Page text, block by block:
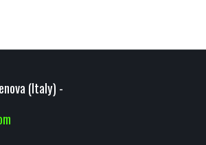
(Italy) -